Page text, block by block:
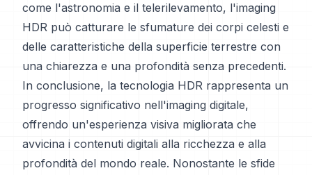
come l'astronomia e il telerilevamento, l'imaging
HDR può catturare le sfumature dei corpi celesti e
delle caratteristiche della superficie terrestre con
una chiarezza e una profondità senza precedenti.
In conclusione, la tecnologia HDR rappresenta un
progresso significativo nell'imaging digitale,
offrendo un'esperienza visiva migliorata che
avvicina i contenuti digitali alla ricchezza e alla
profondità del mondo reale. Nonostante le sfide